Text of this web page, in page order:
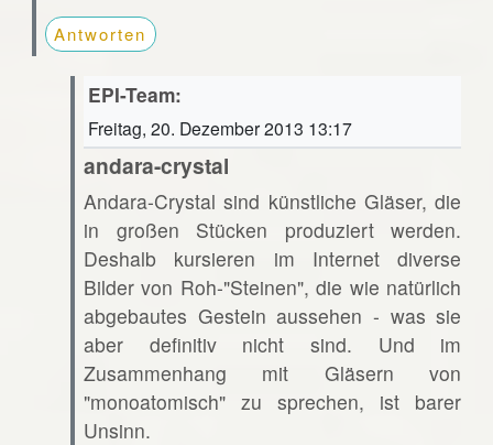
Antworten
EPI-Team:
Freitag, 20. Dezember 2013 13:17
andara-crystal
Andara-Crystal sind künstliche Gläser, die
in großen Stücken produziert werden.
Deshalb kursieren im Internet diverse
Bilder von Roh-"Steinen", die wie natürlich
abgebautes Gestein aussehen - was sie
aber definitiv nicht sind. Und im
Zusammenhang mit Gläsern von
"monoatomisch" zu sprechen, ist barer
Unsinn.